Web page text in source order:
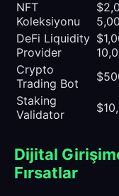
NFT
Koleksiyonu
DeFi Liquidity
Provider
Crypto
Trading Bot
Staking
Validator
Dijital
Fırsatlar